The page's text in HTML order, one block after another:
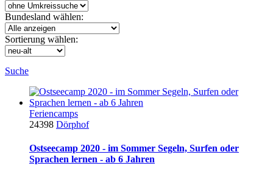
Bundesland wählen:
Sortierung wählen:
Suche
Feriencamps
24398 Dörphof
Ostseecamp 2020 - im Sommer Segeln, Surfen oder
Sprachen lernen - ab 6 Jahren